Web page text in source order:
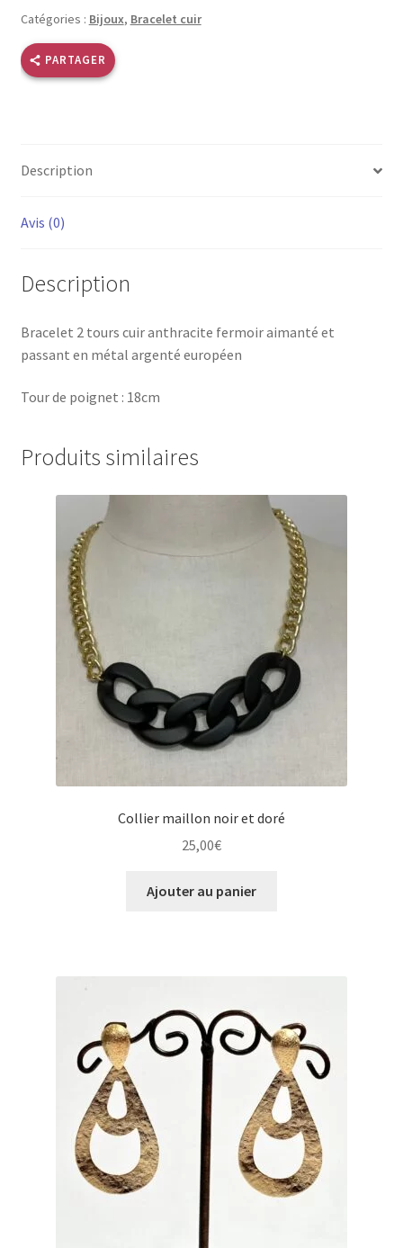
tours
anthracite
Catégories : Bijoux, Bracelet cuir
PARTAGER
Description
Avis (0)
Description
Bracelet 2 tours cuir anthracite fermoir aimanté et
passant en métal argenté européen
Tour de poignet : 18cm
Produits similaires
Collier maillon noir et doré
25,00€
Ajouter au panier